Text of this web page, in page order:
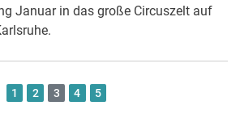
Januar in das große Circuszelt auf
1 2 3 4 5